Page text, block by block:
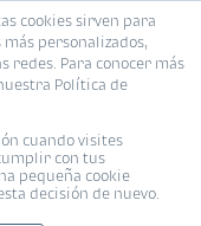
cookies sirven para
personalizados,
redes. Para conocer más
Política de
cuando visites
con tus
pequeña cookie
decisión de nuevo.